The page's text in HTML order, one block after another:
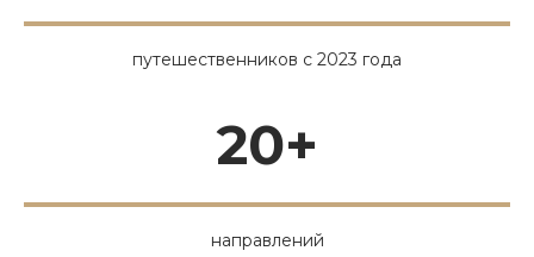
путешественников с 2023 года
20+
направлений